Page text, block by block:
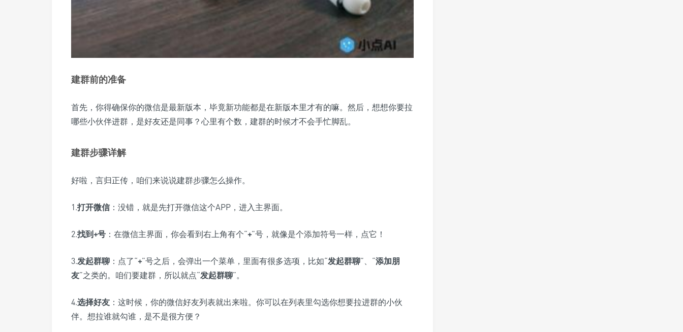
建群前的准备
首先，你得确保你的微信是最新版本，毕竟新功能都是在新版本里才有的嘛。然后，想想你要拉
哪些小伙伴进群，是好友还是同事？心里有个数，建群的时候才不会手忙脚乱。
建群步骤详解
好啦，言归正传，咱们来说说建群步骤怎么操作。
1.打开微信 ：没错，就是先打开微信这个APP，进入主界面。
2.找到+号 ：在微信主界面，你会看到右上角有个“+”号，就像是个添加符号一样，点它！
3.发起群聊 ：点了“+”号之后，会弹出一个菜单，里面有很多选项，比如“发起群聊”、“添加朋
友”之类的。咱们要建群，所以就点“发起群聊”。
4.选择好友 ：这时候，你的微信好友列表就出来啦。你可以在列表里勾选你想要拉进群的小伙
伴。想拉谁就勾谁，是不是很方便？